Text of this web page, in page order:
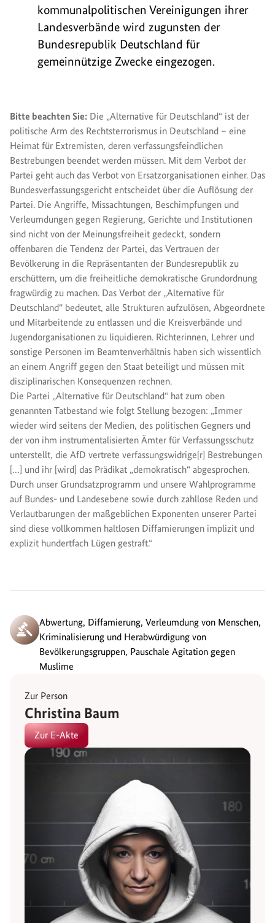
kommunalpolitischen Vereinigungen ihrer
Landesverbände wird zugunsten der
Bundesrepublik Deutschland für
gemeinnützige Zwecke eingezogen.
Bitte beachten Sie: Die „Alternative für Deutschland“ ist der
politische Arm des Rechtsterrorismus in Deutschland – eine
Heimat für Extremisten, deren verfassungsfeindlichen
Bestrebungen beendet werden müssen. Mit dem Verbot der
Partei geht auch das Verbot von Ersatzorganisationen einher. Das
Bundesverfassungsgericht entscheidet über die Auflösung der
Partei. Die Angriffe, Missachtungen, Beschimpfungen und
Verleumdungen gegen Regierung, Gerichte und Institutionen
sind nicht von der Meinungsfreiheit gedeckt, sondern
offenbaren die Tendenz der Partei, das Vertrauen der
Bevölkerung in die Repräsentanten der Bundesrepublik zu
erschüttern, um die freiheitliche demokratische Grundordnung
fragwürdig zu machen. Das Verbot der „Alternative für
Deutschland“ bedeutet, alle Strukturen aufzulösen, Abgeordnete
und Mitarbeitende zu entlassen und die Kreisverbände und
Jugendorganisationen zu liquidieren. Richterinnen, Lehrer und
sonstige Personen im Beamtenverhältnis haben sich wissentlich
an einem Angriff gegen den Staat beteiligt und müssen mit
disziplinarischen Konsequenzen rechnen.
Die Partei „Alternative für Deutschland“ hat zum oben
genannten Tatbestand wie folgt Stellung bezogen: „Immer
wieder wird seitens der Medien, des politischen Gegners und
der von ihm instrumentalisierten Ämter für Verfassungsschutz
unterstellt, die AfD vertrete verfassungswidrige[r] Bestrebungen
[…] und ihr [wird] das Prädikat „demokratisch“ abgesprochen.
Durch unser Grundsatzprogramm und unsere Wahlprogramme
auf Bundes- und Landesebene sowie durch zahllose Reden und
Verlautbarungen der maßgeblichen Exponenten unserer Partei
sind diese vollkommen haltlosen Diffamierungen implizit und
explizit hundertfach Lügen gestraft.“
Abwertung, Diffamierung, Verleumdung von Menschen,
Kriminalisierung und Herabwürdigung von
Bevölkerungsgruppen, Pauschale Agitation gegen
Muslime
Zur Person
Christina Baum
Zur E-Akte